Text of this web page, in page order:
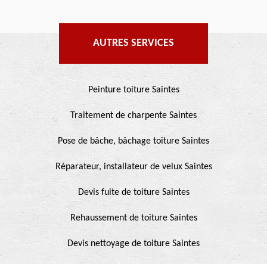
AUTRES SERVICES
Peinture toiture Saintes
Traitement de charpente Saintes
Pose de bâche, bâchage toiture Saintes
Réparateur, installateur de velux Saintes
Devis fuite de toiture Saintes
Rehaussement de toiture Saintes
Devis nettoyage de toiture Saintes